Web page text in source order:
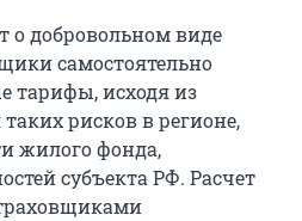
о добровольном виде
самостоятельно
тарифы, исходя из
рисков в регионе,
жилого фонда,
субъекта РФ. Расчет